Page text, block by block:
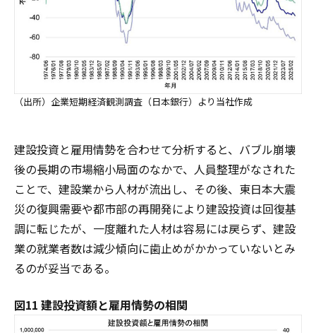
（出所）企業短期経済観測調査（日本銀行）より当社作成
建設投資と雇用情勢を合わせて分析すると、バブル崩壊
後の長期の市場縮小局面のなかで、人員整理がなされた
ことで、建設業から人材が流出し、その後、東日本大震
災の復興需要や都市部の再開発により建設投資は回復基
調に転じたが、一度離れた人材は容易には戻らず、建設
業の就業者数は減少傾向に歯止めがかかっていないとみ
るのが妥当である。
図11 建設投資額と雇用情勢の相関